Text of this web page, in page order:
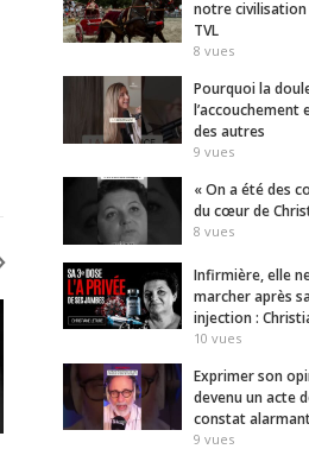
notre
TVL
8 vues
Pourquoi la
des autres
9 vues
« On a été des
du cœur de
8 vues
Infirmière, elle
marcher après
injection :
10 vues
Exprimer son
devenu un acte
constat
9 vues